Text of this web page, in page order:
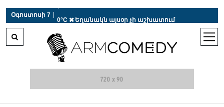
Օգոստոսի 7
 r-auto /  r-auto /  r-au
0°C  Եղանակն այսօր չի աշխատում
open